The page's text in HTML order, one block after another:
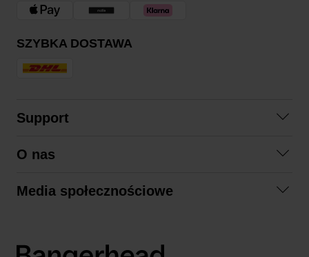
SZYBKA DOSTAWA
Support
Regulamin zakupów
O nas
Zrównoważony rozwój
Media społecznościowe